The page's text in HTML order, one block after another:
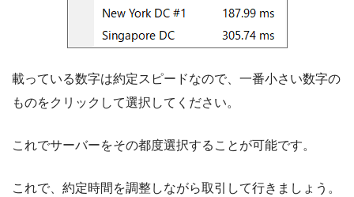
載っている数字は約定スピードなので、一番小さい数字の
ものをクリックして選択してください。
これでサーバーをその都度選択することが可能です。
これで、約定時間を調整しながら取引して行きましょう。